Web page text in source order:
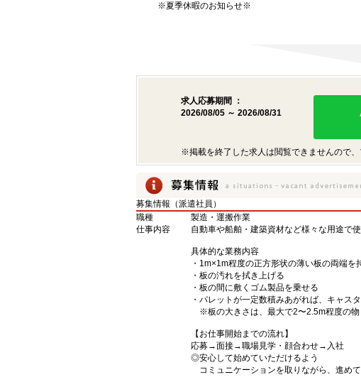
※夏季休暇のお知らせ※
求人応募期間 ：
2026/08/05 ～ 2026/08/31
※掲載を終了した求人は閲覧できませんので、
募集情報（派遣社員）
職種
製造・運搬作業
仕事内容
自動車や船舶・建築資材など様々な用途で
具体的な業務内容
・1m×1m程度の正方形状の薄い板の両端を
・板の汚れを拭き上げる
・板の間に敷くゴム製品を乗せる
・パレットが一定数積みあがれば、キャス
※板の大きさは、最大で2〜2.5m程度の物
【お仕事開始までの流れ】
応募→面接→職場見学・顔合わせ→入社
◎安心して始めていただけるよう
コミュニケーションを取りながら、進め